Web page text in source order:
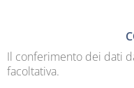
Il conferimento dei dati
facoltativa.